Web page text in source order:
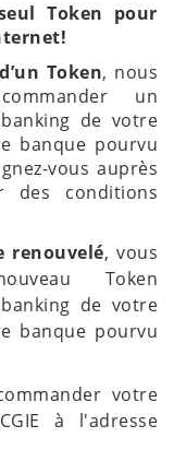
Token pour
Token, nous
un
de votre
banque pourvu
vous auprès
des conditions
renouvelé, vous
Token
de votre
banque pourvu
votre
à l'adresse